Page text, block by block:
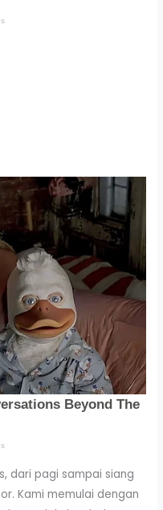
dari pagi sampai siang
Kami memulai dengan